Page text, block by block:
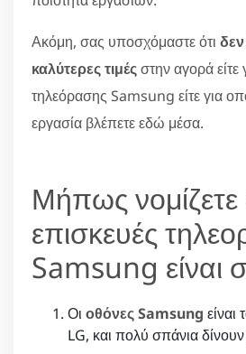
Ακόμη, σας υποσχόμαστε ότι
καλύτερες τιμέςστην αγορά είτε
τηλεόρασης Samsung είτε για
εργασία βλέπετε εδώ μέσα.
Μήπως νομίζετε
επισκευές
Samsung είναι
Οι οθόνες Samsung είναι
LG, και πολύ σπάνια